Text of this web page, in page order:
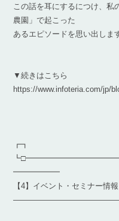
この話を耳にするにつけ、私
農園」で起こった
あるエピソードを思い出しま
▼続きはこちら
https://www.infoteria.com/jp/
┏┓
━━━━━━
【4】イベント・セミナー情報